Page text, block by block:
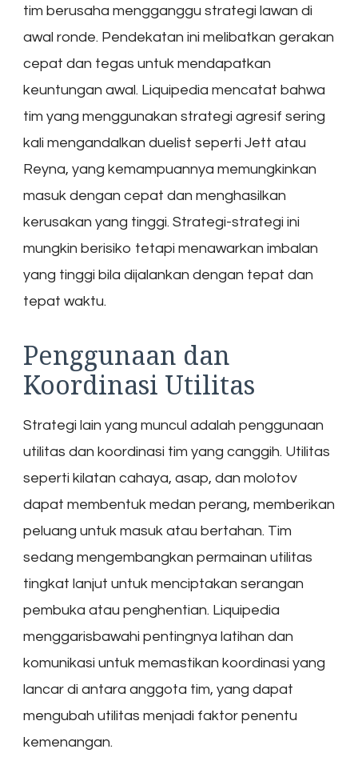
tim berusaha mengganggu strategi lawan di
awal ronde. Pendekatan ini melibatkan gerakan
cepat dan tegas untuk mendapatkan
keuntungan awal. Liquipedia mencatat bahwa
tim yang menggunakan strategi agresif sering
kali mengandalkan duelist seperti Jett atau
Reyna, yang kemampuannya memungkinkan
masuk dengan cepat dan menghasilkan
kerusakan yang tinggi. Strategi-strategi ini
mungkin berisiko tetapi menawarkan imbalan
yang tinggi bila dijalankan dengan tepat dan
tepat waktu.
Penggunaan dan
Koordinasi Utilitas
Strategi lain yang muncul adalah penggunaan
utilitas dan koordinasi tim yang canggih. Utilitas
seperti kilatan cahaya, asap, dan molotov
dapat membentuk medan perang, memberikan
peluang untuk masuk atau bertahan. Tim
sedang mengembangkan permainan utilitas
tingkat lanjut untuk menciptakan serangan
pembuka atau penghentian. Liquipedia
menggarisbawahi pentingnya latihan dan
komunikasi untuk memastikan koordinasi yang
lancar di antara anggota tim, yang dapat
mengubah utilitas menjadi faktor penentu
kemenangan.